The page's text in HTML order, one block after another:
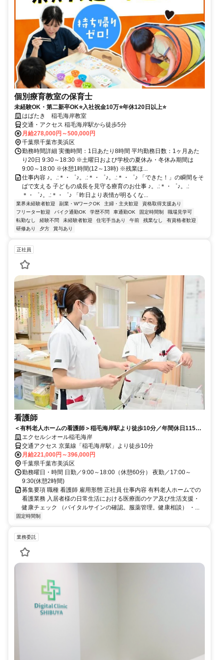
個別療育教室の保育士
未経験OK・第二新卒OK⭐入社祝金10万⭐年休120日以上⭐
はばたき 稲毛海岸教室
交通・アクセス 稲毛海岸駅から徒歩5分
月給278,000円～500,000円
千葉県千葉市美浜区
勤務時間詳細 実働時間：1日あたり8時間 平均勤務日数：1ヶ月あた
り20日 9:30～18:30 ※土曜日および学校の夏休み・冬休み期間は
9:00～18:00 ※休憩1時間(12～13時) ※残業ほ...
仕事内容 ♪。.:＊・゜♪。.:＊・゜♪。.:＊・゜♪ 「できた！」の瞬間をそ
ばで支える 子どもの成長を見守る療育のお仕事 ♪。.:＊・゜♪。.:
＊・゜♪。.:＊・゜♪ 「昨日より表情が明るくな...
業界未経験者歓迎 副業・WワークOK 主婦・主夫歓迎
資格取得支援あり
フリーター歓迎
バイク通勤OK 学歴不問 車通勤OK 固定時間制
職場見学可
転勤なし
経験不問 未経験者歓迎 住宅手当あり 午前 残業なし
有資格者歓迎
研修あり
夕方 賞与あり
正社員
看護師
＜有料老人ホームの看護師＞稲毛海岸駅より徒歩10分／年間休日115日
／賞与年2回など待遇充実
エクセルシオール稲毛海岸
交通アクセス 京葉線「稲毛海岸駅」より徒歩10分
月給221,000円～396,000円
千葉県千葉市美浜区
勤務曜日・時間 日勤／9:00～18:00（休憩60分） 夜勤／17:00～
9:30(休憩2時間)
募集要項 職種 看護師 雇用形態 正社員 仕事内容 有料老人ホームでの
看護業務 入居者様の日常生活における医療面のケア及び生活支援・
健康チェック （バイタルサインの確認。服薬管理。健康相談） ・...
固定時間制
業務委託